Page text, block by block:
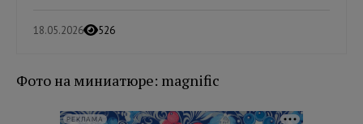
18.05.2026 526
Фото на миниатюре: magnific
РЕКЛАМА